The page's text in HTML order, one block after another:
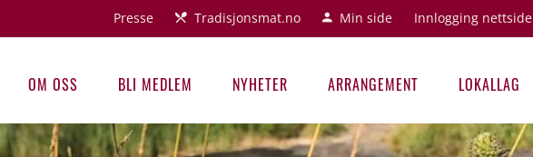
Presse Tradisjonsmat.no Min side Innlogging nettside
OM OSS BLI MEDLEM NYHETER ARRANGEMENT LOKALLAG